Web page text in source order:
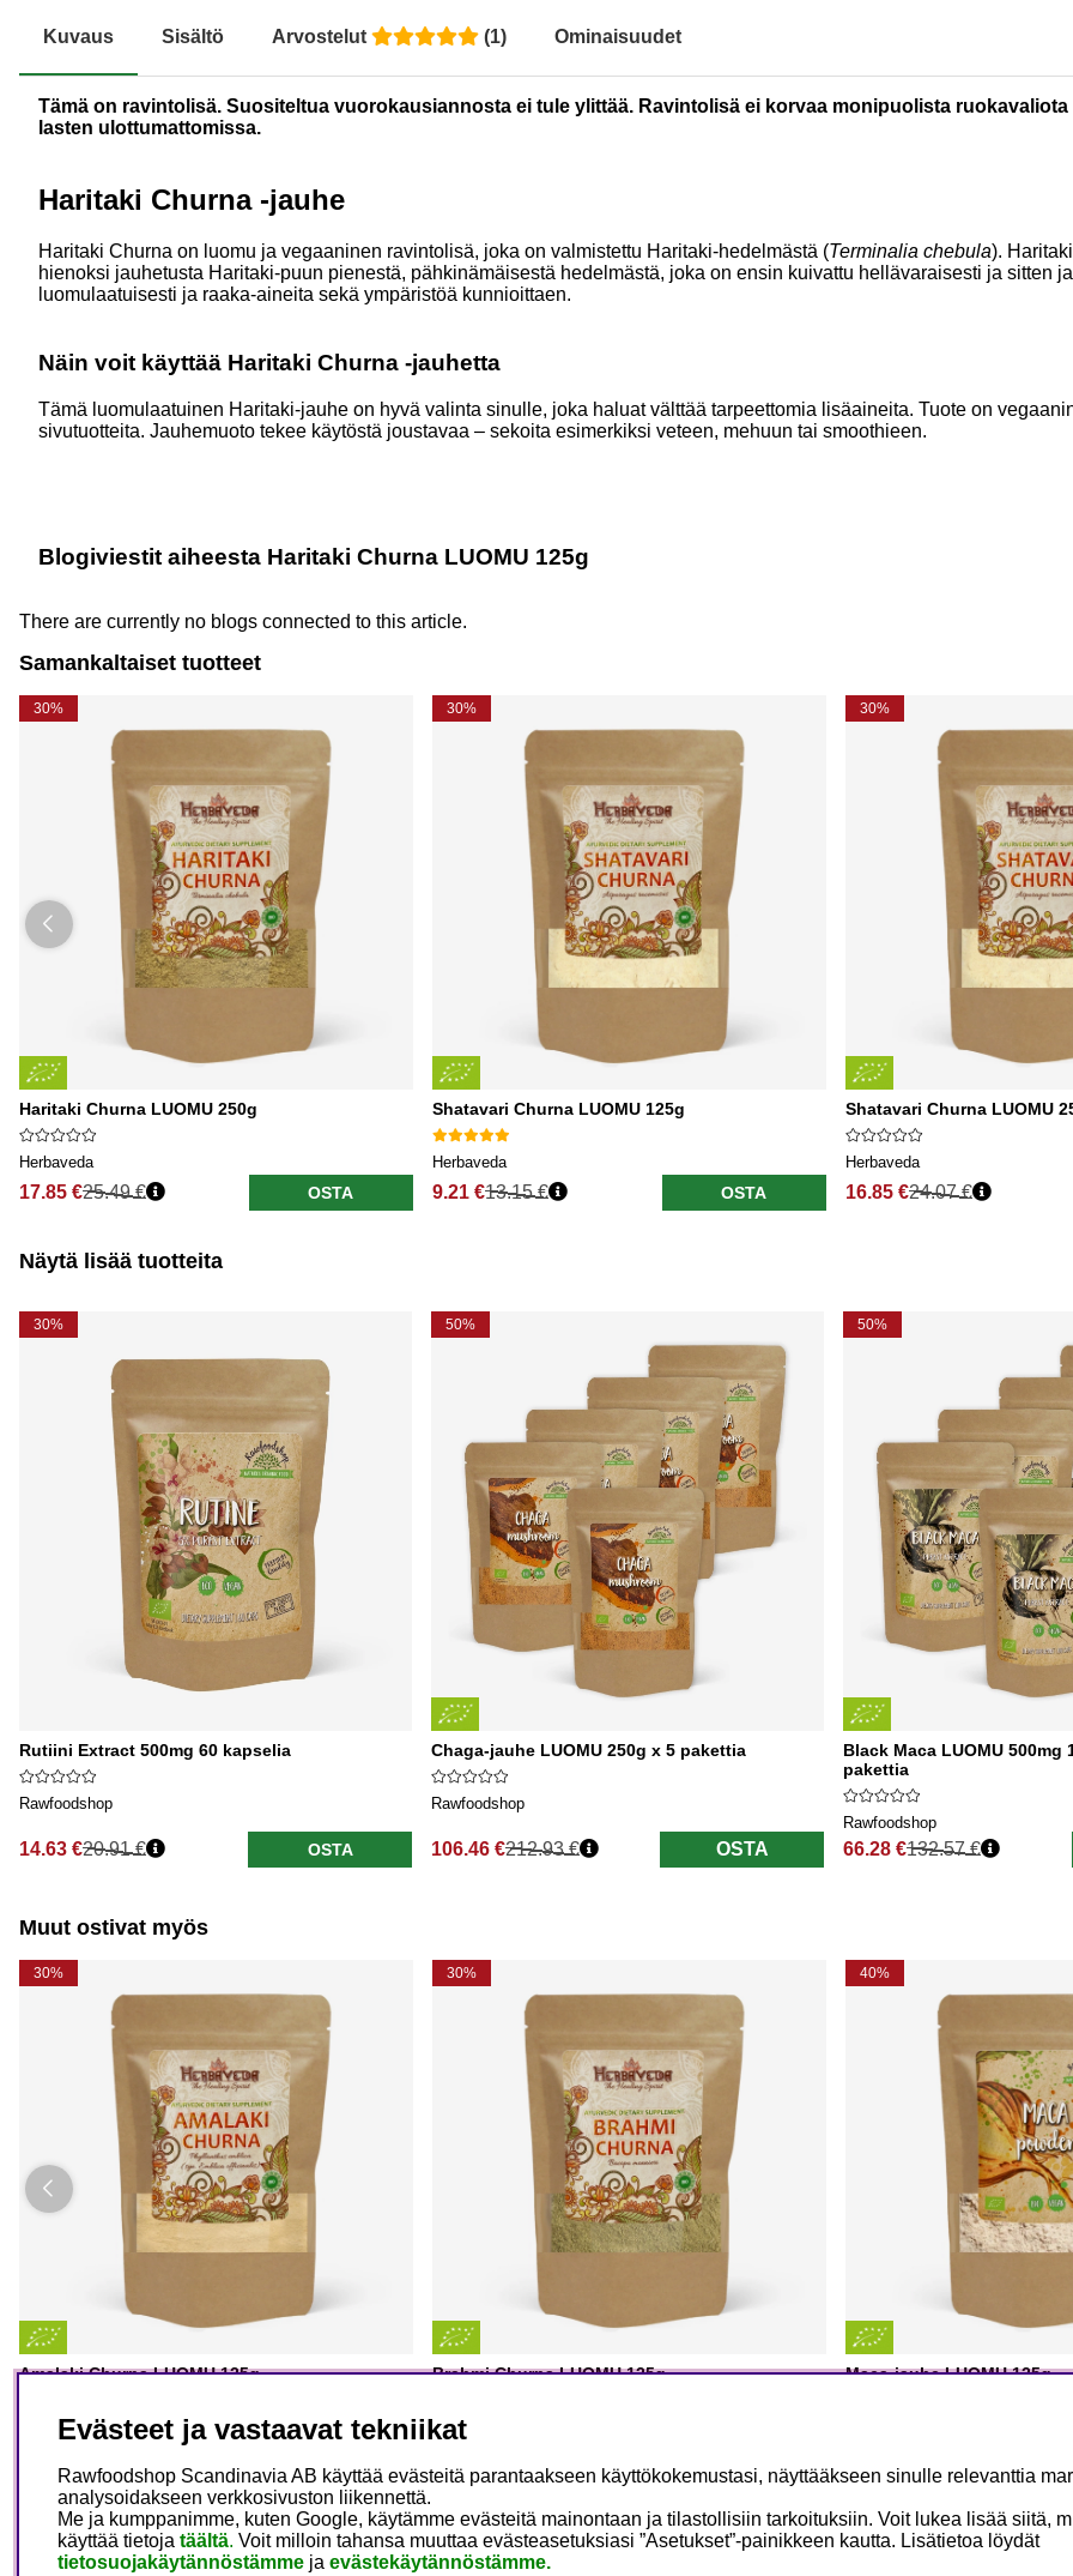
Kuvaus Sisältö Arvostelut (1) Ominaisuudet
Tämä on ravintolisä. Suositeltua vuorokausiannosta ei tule ylittää. Ravintolisä ei korvaa monipuolista
lasten ulottumattomissa.
Haritaki Churna -jauhe
Haritaki Churna on luomu ja vegaaninen ravintolisä, joka on valmistettu Haritaki-hedelmästä (Terminalia chebula).
hienoksi jauhetusta Haritaki-puun pienestä, pähkinämäisestä hedelmästä, joka on ensin kuivattu hellävaraisesti ja sitten
luomulaatuisesti ja raaka-aineita sekä ympäristöä kunnioittaen.
Näin voit käyttää Haritaki Churna -jauhetta
Tämä luomulaatuinen Haritaki-jauhe on hyvä valinta sinulle, joka haluat välttää tarpeettomia lisäaineita. Tuote on
sivutuotteita. Jauhemuoto tekee käytöstä joustavaa – sekoita esimerkiksi veteen, mehuun tai smoothieen.
Blogiviestit aiheesta Haritaki Churna LUOMU 125g
There are currently no blogs connected to this article.
Samankaltaiset tuotteet
30%
Haritaki Churna LUOMU 250g
Herbaveda
17.85 €25.49 € OSTA
30%
Shatavari Churna LUOMU 125g
Herbaveda
9.21 €13.15 € OSTA
30%
Shatavari Churna LUOMU
Herbaveda
16.85 €24.07 €
Näytä lisää tuotteita
30%
Rutiini Extract 500mg 60 kapselia
Rawfoodshop
14.63 €
Normaali hinta
20.91 € OSTA
50%
Chaga-jauhe LUOMU 250g x 5 pakettia
Rawfoodshop
106.46 €
Normaali hinta
212.93 € OSTA
50%
Black Maca LUOMU 500mg
pakettia
Rawfoodshop
66.28 €
Normaali hinta
132.57 €
Muut ostivat myös
30%
Amalaki Churna LUOMU 125g
Herbaveda
30%
Brahmi Churna LUOMU 125g
Herbaveda
40%
Maca-jauhe LUOMU 125g
Evästeet ja vastaavat tekniikat
Rawfoodshop Scandinavia AB käyttää evästeitä parantaakseen käyttökokemustasi, näyttääkseen sinulle relevanttia
analysoidakseen verkkosivuston liikennettä.
Me ja kumppanimme, kuten Google, käytämme evästeitä mainontaan ja tilastollisiin tarkoituksiin. Voit lukea lisää siitä,
käyttää tietoja täältä. Voit milloin tahansa muuttaa evästeasetuksiasi ”Asetukset”-painikkeen kautta. Lisätietoa löydät
tietosuojakäytännöstämme ja evästekäytännöstämme.